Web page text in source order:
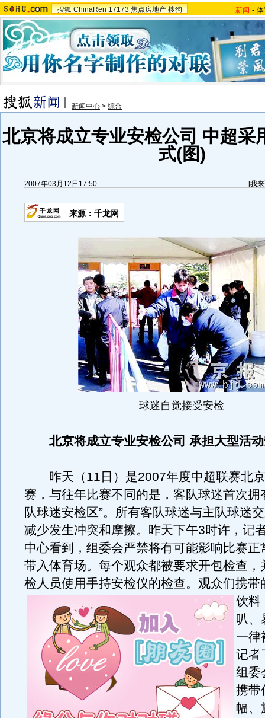
搜狐 ChinaRen 17173 焦点房地产 搜狗 新闻 -
新闻中心 > 综合
北京将成立专业安检公司 中超采
式(图)
2007年03月12日17:50 [我
来源：千龙网
球迷自觉接受安检
北京将成立专业安检公司 承担大型活
昨天（11日）是2007年度中超联赛北
赛，与往年比赛不同的是，客队球迷首次拥
队球迷安检区”。所有客队球迷与主队球迷
减少发生冲突和摩擦。昨天下午3时许，记
中心看到，组委会严禁将有可能影响比赛正
带入体育场。每个观众都被要求开包检查，
检人员使用手持安检仪的检查。 观众们携带
饮料
叭、
一律
记者
组委
携带
幅、